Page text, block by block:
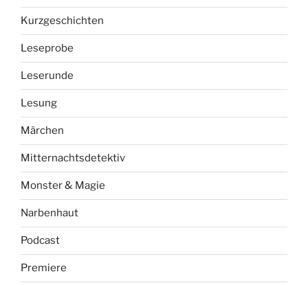
Kurzgeschichten
Leseprobe
Leserunde
Lesung
Märchen
Mitternachtsdetektiv
Monster & Magie
Narbenhaut
Podcast
Premiere